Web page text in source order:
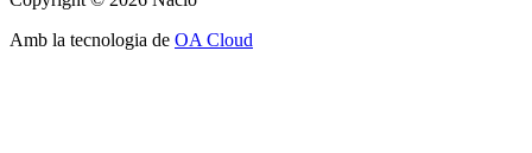
Amb la tecnologia de OA Cloud